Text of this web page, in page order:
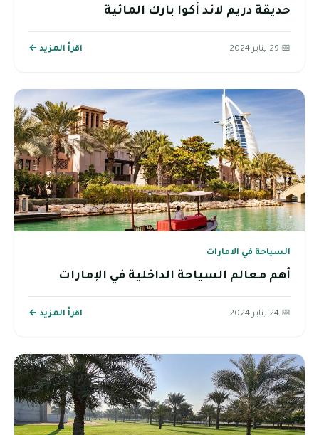
حديقة دريم لاند أكوا بارك المائية
📅 29 يناير 2024 اقرأ المزيد ←
السياحة في الامارات
أهم معالم السياحة الداخلية في الإمارات
📅 24 يناير 2024 اقرأ المزيد ←